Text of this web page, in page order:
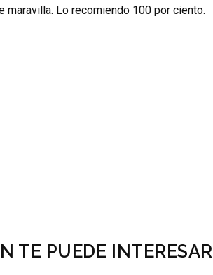
maravilla. Lo recomiendo 100 por ciento.
TE PUEDE INTERESAR